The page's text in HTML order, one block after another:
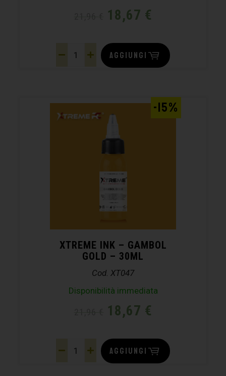
18,67 €
AGGIUNGI
XTREME INK – GAMBOL
GOLD – 30ML
Cod. XT047
Disponibilità immediata
18,67 €
-15%
AGGIUNGI